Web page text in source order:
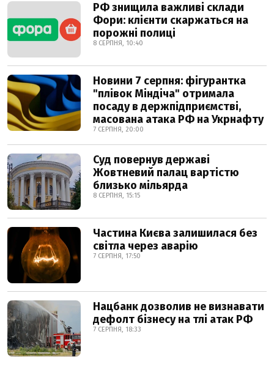
РФ знищила важливі склади
Фори: клієнти скаржаться на
порожні полиці
8 СЕРПНЯ, 10:40
Новини 7 серпня: фігурантка
"плівок Міндіча" отримала
посаду в держпідприємстві,
масована атака РФ на Укрнафту
7 СЕРПНЯ, 20:00
Суд повернув державі
Жовтневий палац вартістю
близько мільярда
8 СЕРПНЯ, 15:15
Частина Києва залишилася без
світла через аварію
7 СЕРПНЯ, 17:50
Нацбанк дозволив не визнавати
дефолт бізнесу на тлі атак РФ
7 СЕРПНЯ, 18:33